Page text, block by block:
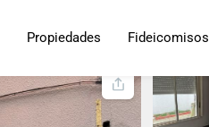
Propiedades Fideicomisos